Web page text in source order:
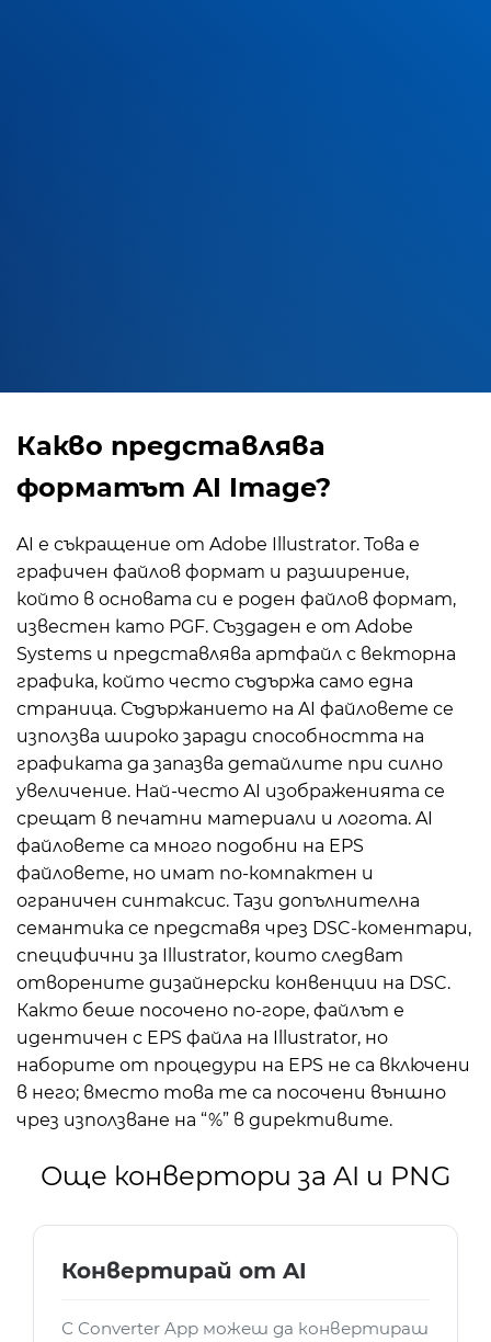
Какво представлява
форматът AI Image?
AI е съкращение от Adobe Illustrator. Това е
графичен файлов формат и разширение,
който в основата си е роден файлов формат,
известен като PGF. Създаден е от Adobe
Systems и представлява артфайл с векторна
графика, който често съдържа само една
страница. Съдържанието на AI файловете се
използва широко заради способността на
графиката да запазва детайлите при силно
увеличение. Най-често AI изображенията се
срещат в печатни материали и логота. AI
файловете са много подобни на EPS
файловете, но имат по-компактен и
ограничен синтаксис. Тази допълнителна
семантика се представя чрез DSC-коментари,
специфични за Illustrator, които следват
отворените дизайнерски конвенции на DSC.
Както беше посочено по-горе, файлът е
идентичен с EPS файла на Illustrator, но
наборите от процедури на EPS не са включени
в него; вместо това те са посочени външно
чрез използване на “%” в директивите.
Още конвертори за AI и PNG
Конвертирай от AI
С Converter App можеш да конвертираш